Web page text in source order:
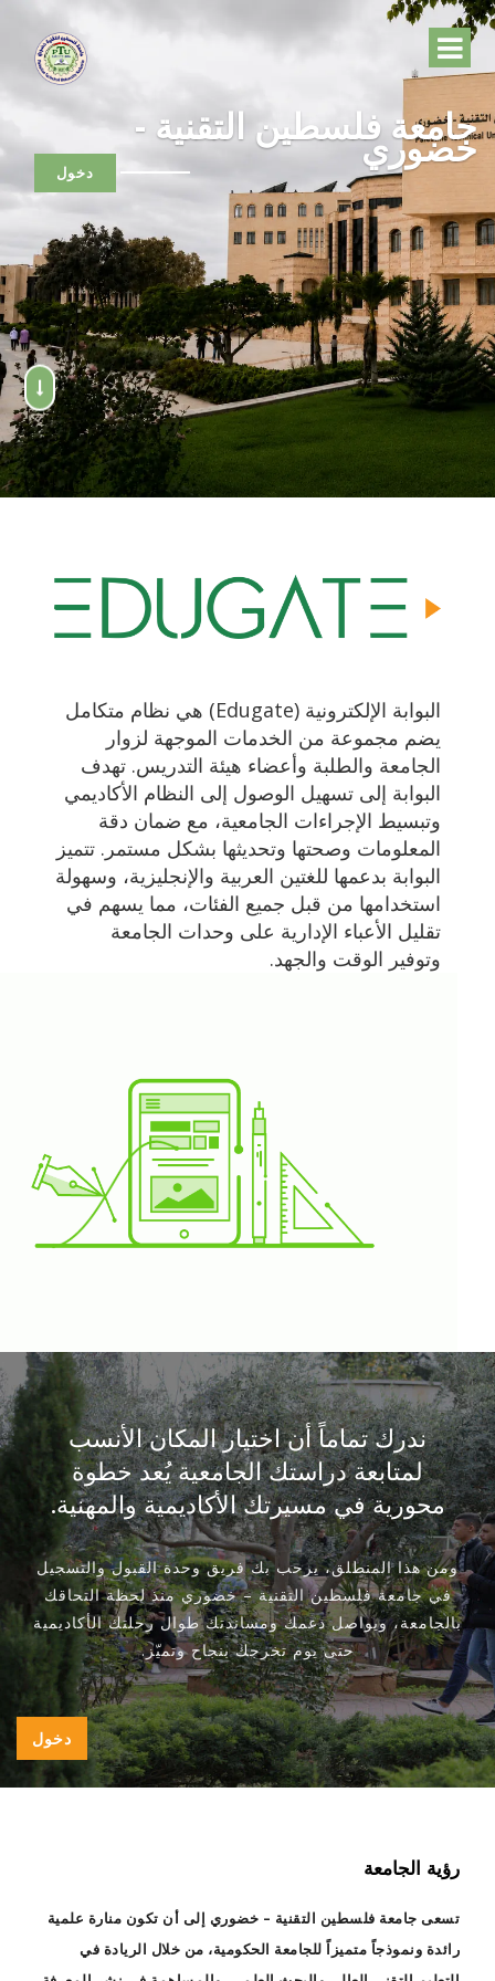
جامعة فلسطين التقنية -
خضوري
دخول
البوابة الإلكترونية (Edugate) هي نظام متكامل
يضم مجموعة من الخدمات الموجهة لزوار
الجامعة والطلبة وأعضاء هيئة التدريس. تهدف
البوابة إلى تسهيل الوصول إلى النظام الأكاديمي
وتبسيط الإجراءات الجامعية، مع ضمان دقة
المعلومات وصحتها وتحديثها بشكل مستمر. تتميز
البوابة بدعمها للغتين العربية والإنجليزية، وسهولة
استخدامها من قبل جميع الفئات، مما يسهم في
تقليل الأعباء الإدارية على وحدات الجامعة
وتوفير الوقت والجهد.
ندرك تماماً أن اختيار المكان الأنسب
لمتابعة دراستك الجامعية يُعد خطوة
محورية في مسيرتك الأكاديمية والمهنية.
ومن هذا المنطلق، يرحب بك فريق وحدة القبول والتسجيل
في جامعة فلسطين التقنية – خضوري منذ لحظة التحاقك
بالجامعة، ويواصل دعمك ومساندتك طوال رحلتك الأكاديمية
حتى يوم تخرجك بنجاح وتميّز.
دخول
رؤية الجامعة
تسعى جامعة فلسطين التقنية – خضوري إلى أن تكون منارة علمية
رائدة ونموذجاً متميزاً للجامعة الحكومية، من خلال الريادة في